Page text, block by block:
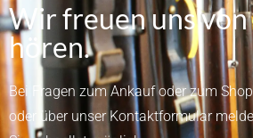
Wir freuen uns
hören.
Bei Fragen zum Ankauf oder zum
oder über unser Kontaktformular